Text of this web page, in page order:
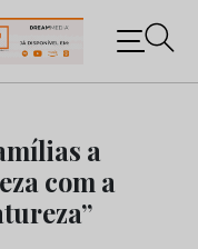
os negócios do
a
com a